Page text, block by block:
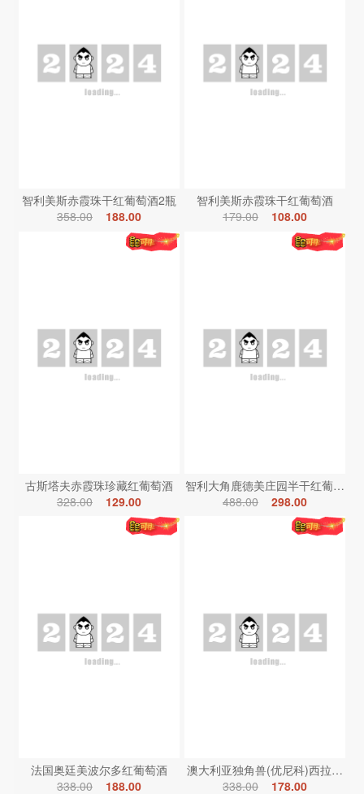
智利美斯赤霞珠干红葡萄酒2瓶
358.00
188.00
智利美斯赤霞珠干红葡萄酒
179.00
108.00
古斯塔夫赤霞珠珍藏红葡萄酒
328.00
129.00
智利大角鹿德美庄园半干红葡萄酒
488.00
298.00
法国奥廷美波尔多红葡萄酒
338.00
188.00
澳大利亚独角兽(优尼科)西拉红葡
338.00
178.00